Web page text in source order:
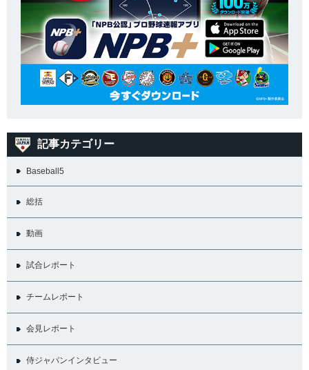
記事カテゴリー
Baseball5
総括
動画
試合レポート
チームレポート
会見レポート
侍ジャパンインタビュー